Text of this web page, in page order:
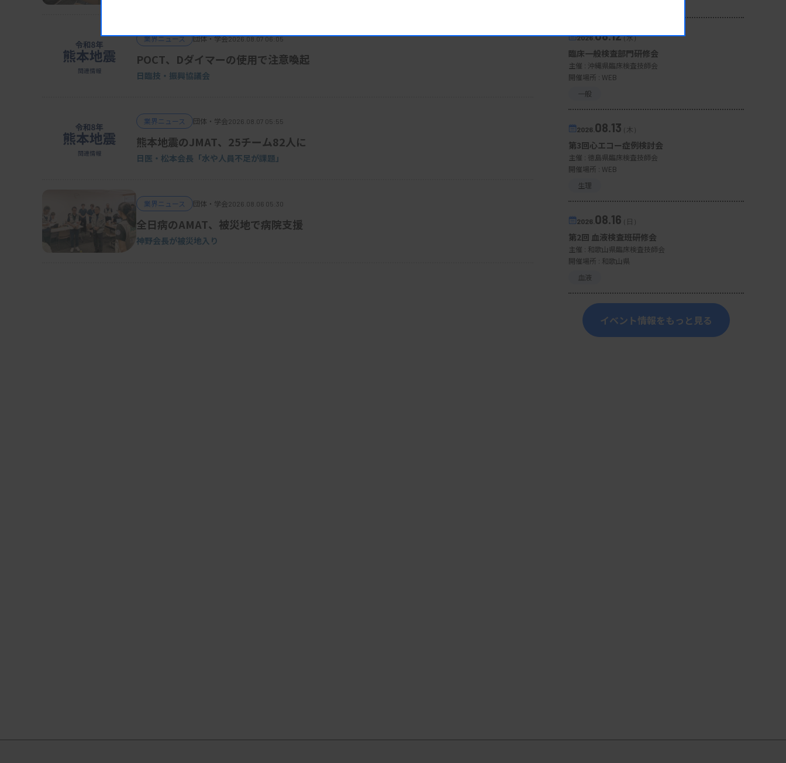
frequency oscillation（HFO）を指標とした脳波バイオマーカーの開発」
業界ニュース 団体・学会2026.08.07 06:05
POCT、Dダイマーの使用で注意喚起
日臨技・振興協議会
業界ニュース 団体・学会2026.08.07 05:55
熊本地震のJMAT、25チーム82人に
日医・松本会長「水や人員不足が課題」
業界ニュース 団体・学会2026.08.06 05:30
全日病のAMAT、被災地で病院支援
神野会長が被災地入り
2026.08.12（水）
臨床一般検査部門研修会
主催 : 沖縄県臨床検査技師会
開催場所 : WEB
一般
2026. 08.13（木）
第3回心エコー症例検討会
主催 : 徳島県臨床検査技師会
開催場所 : WEB
生理
2026. 08.16（日）
第2回 血液検査班研修会
主催 : 和歌山県臨床検査技師会
開催場所 : 和歌山県
血液
イベント情報をもっと見る